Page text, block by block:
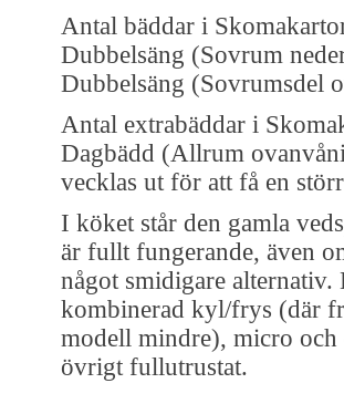
Antal bäddar i
Dubbelsäng (Sovrum
Dubbelsäng (Sovrumsdel
Antal extrabäddar i
Dagbädd (Allrum
vecklas ut för att få en
I köket står den gamla
är fullt fungerande, även
något smidigare alternativ.
kombinerad kyl/frys (där
modell mindre), micro
övrigt fullutrustat.